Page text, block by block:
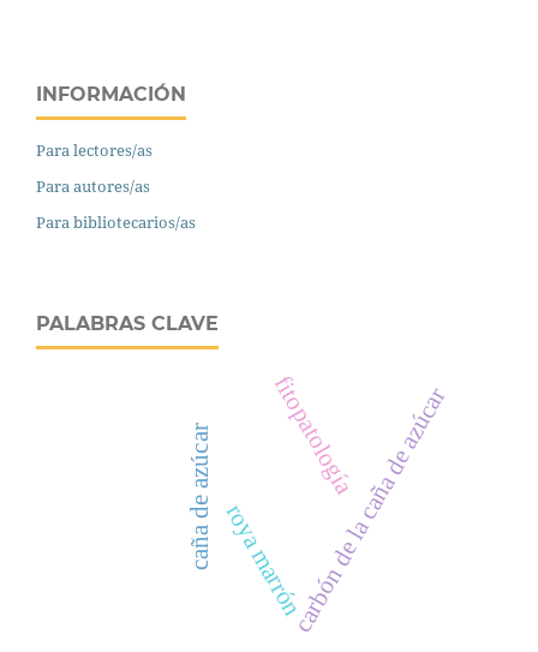
INFORMACIÓN
Para lectores/as
Para autores/as
Para bibliotecarios/as
PALABRAS CLAVE
caña de azúcar fitopatología
carbón de la caña de azúcar
roya marrón